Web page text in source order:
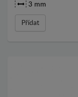
3 mm
Přídat